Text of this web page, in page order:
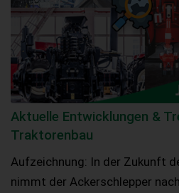
Aktuelle Entwicklungen &
Traktorenbau
Aufzeichnung: In der Zukunft
nimmt der Ackerschlepper